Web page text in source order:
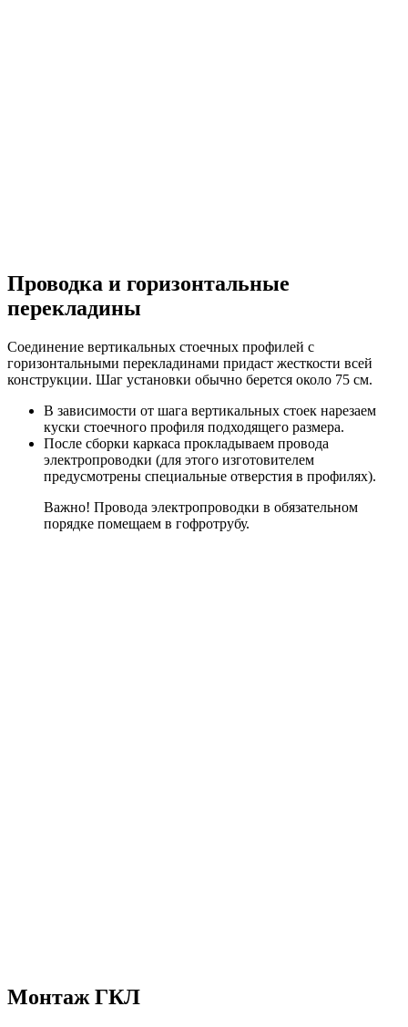
Проводка и горизонтальные
перекладины
Соединение вертикальных стоечных профилей с
горизонтальными перекладинами придаст жесткости всей
конструкции. Шаг установки обычно берется около 75 см.
В зависимости от шага вертикальных стоек нарезаем
куски стоечного профиля подходящего размера.
После сборки каркаса прокладываем провода
электропроводки (для этого изготовителем
предусмотрены специальные отверстия в профилях).
Важно! Провода электропроводки в обязательном
порядке помещаем в гофротрубу.
Монтаж ГКЛ